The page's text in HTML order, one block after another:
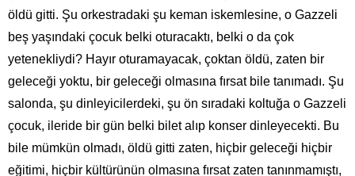
öldü gitti. Şu orkestradaki şu keman iskemlesine, o Gazzeli
beş yaşındaki çocuk belki oturacaktı, belki o da çok
yetenekliydi? Hayır oturamayacak, çoktan öldü, zaten bir
geleceği yoktu, bir geleceği olmasına fırsat bile tanımadı. Şu
salonda, şu dinleyicilerdeki, şu ön sıradaki koltuğa o Gazzeli
çocuk, ileride bir gün belki bilet alıp konser dinleyecekti. Bu
bile mümkün olmadı, öldü gitti zaten, hiçbir geleceği hiçbir
eğitimi, hiçbir kültürünün olmasına fırsat zaten tanınmamıştı,